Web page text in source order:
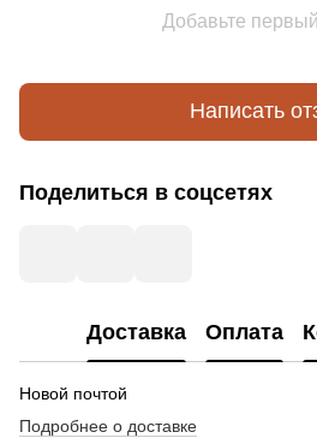
Добавьте
Написать
Поделиться в соцсетях
Доставка Оплата
Новой почтой
Подробнее о доставке